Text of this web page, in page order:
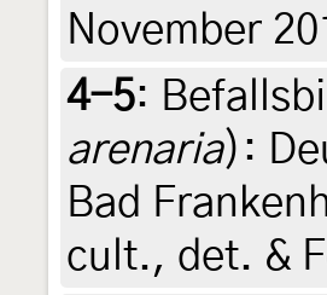
November
4-5:
arenaria):
Bad
cult., det. &